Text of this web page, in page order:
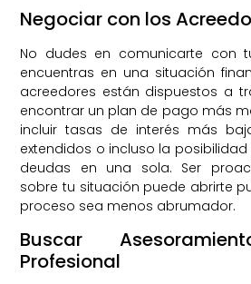
Negociar con los
No dudes en comunicarte con
encuentras en una situación
acreedores están dispuestos a
encontrar un plan de pago más
incluir tasas de interés más
extendidos o incluso la
deudas en una sola. Ser
sobre tu situación puede abrirte
proceso sea menos abrumador.
Buscar
Profesional